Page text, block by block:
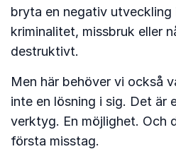
bryta en negativ utveckling
kriminalitet, missbruk eller
destruktivt.
Men här behöver vi också
inte en lösning i sig. Det är
verktyg. En möjlighet. Och
första misstag.